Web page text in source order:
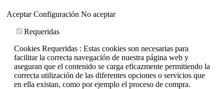
AceptarConfiguración No aceptar
Requeridas
Cookies Requeridas : Estas cookies son necesarias para
facilitar la correcta navegación de nuestra página web y
aseguran que el contenido se carga eficazmente permitiendo la
correcta utilización de las diferentes opciones o servicios que
en ella existan, como por ejemplo el proceso de compra.